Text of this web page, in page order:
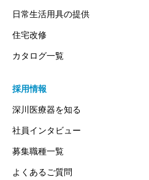
日常生活用具の提供
住宅改修
カタログ一覧
採用情報
深川医療器を知る
社員インタビュー
募集職種一覧
よくあるご質問